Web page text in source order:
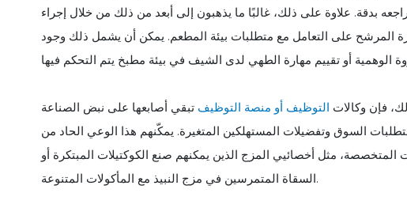
بدقة. علاوة على ذلك، غالبًا ما يذهبون إلى أبعد من ذلك من خلال إجراء
المرشح على التعامل مع متطلبات بيئة المطعم. يمكن أن يشمل ذلك وجود
فإن وكالات التوظيف أو منصة التوظيف
السوق وتفضيلات المستهلكين المتغيرة. يمكّنهم هذا الوعي الحاد من
مثل أخصائيي المزج الذين يمكنهم صنع الكوكتيلات المبتكرة أو
السقاة المتمرسين في مزج النبيذ مع المأكولات المتنوعة.